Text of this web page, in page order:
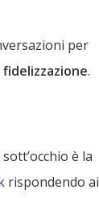
per
fidelizzazione.
è la
rispondendo ai